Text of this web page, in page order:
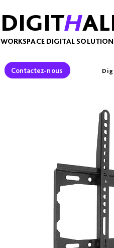
DIGITH
WORKSPACE DIGITAL
Contactez-nous